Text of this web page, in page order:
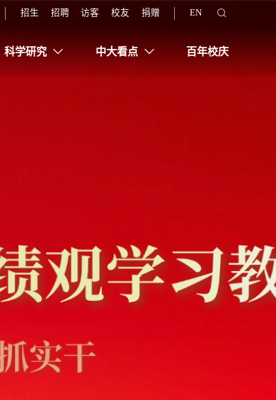
招生 招聘 访客 校友 捐赠 EN
科学研究 中大看点 百年校庆